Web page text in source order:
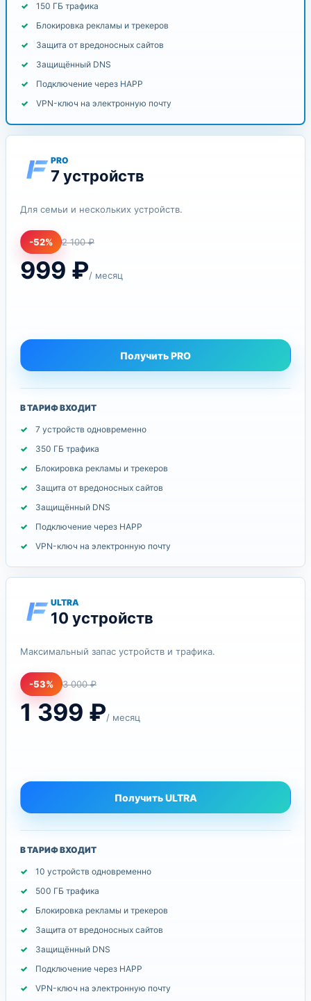
150 ГБ трафика
Блокировка рекламы и трекеров
Защита от вредоносных сайтов
Защищённый DNS
Подключение через HAPP
VPN-ключ на электронную почту
PRO
7 устройств
Для семьи и нескольких устройств.
-52% 2 100 ₽
999 ₽/ месяц
Получить PRO
В ТАРИФ ВХОДИТ
7 устройств одновременно
350 ГБ трафика
Блокировка рекламы и трекеров
Защита от вредоносных сайтов
Защищённый DNS
Подключение через HAPP
VPN-ключ на электронную почту
ULTRA
10 устройств
Максимальный запас устройств и трафика.
-53% 3 000 ₽
1 399 ₽/ месяц
Получить ULTRA
В ТАРИФ ВХОДИТ
10 устройств одновременно
500 ГБ трафика
Блокировка рекламы и трекеров
Защита от вредоносных сайтов
Защищённый DNS
Подключение через HAPP
VPN-ключ на электронную почту